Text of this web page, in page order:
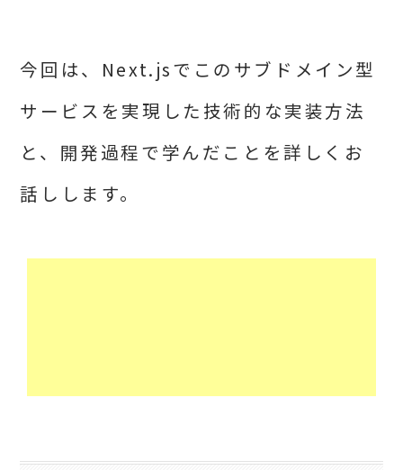
今回は、Next.jsでこのサブドメイン型
サービスを実現した技術的な実装方法
と、開発過程で学んだことを詳しくお
話しします。